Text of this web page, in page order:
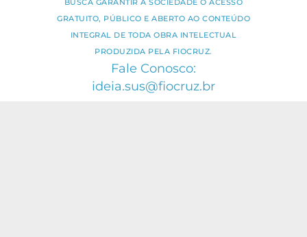
BUSCA GARANTIR À SOCIEDADE O ACESSO
GRATUITO, PÚBLICO E ABERTO AO CONTEÚDO
INTEGRAL DE TODA OBRA INTELECTUAL
PRODUZIDA PELA FIOCRUZ.
Fale Conosco:
ideia.sus@fiocruz.br